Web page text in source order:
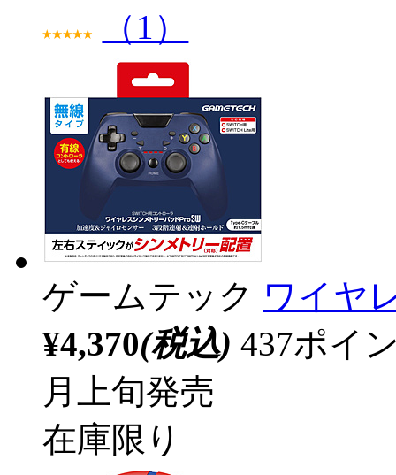
（1）
ゲームテック ワイヤ
¥4,370(税込) 437ポイ
月上旬発売
在庫限り